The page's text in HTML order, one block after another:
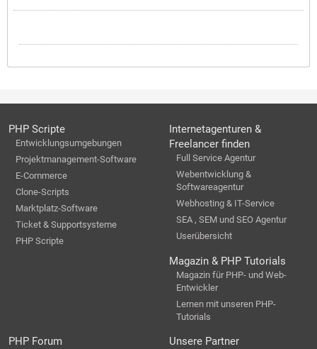
PHP Scripte
Entwicklungsumgebungen
Projektmanagement-Software
E-Commerce
Clone-Scripts
Marktplatz-Software
Ticket & Supportsysteme
PHP Scripte
Internetagenturen &
Freelancer finden
Full Service Agentur
Webentwicklung &
Softwareagentur
Webhosting & IT-Service
SEA , SEM und SEO Agentur
Userübersicht
Magazin & PHP Tutorials
Magazin für PHP- und Web-
Entwickler
Lernen mit unseren PHP-
Tutorials
PHP Forum Unsere Partner